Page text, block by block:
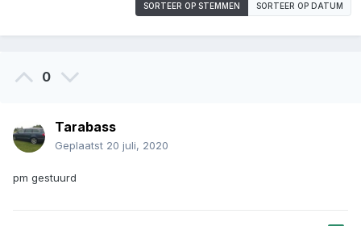
SORTEER OP STEMMEN SORTEER OP DATUM
0
Tarabass
Geplaatst 20 juli, 2020
pm gestuurd